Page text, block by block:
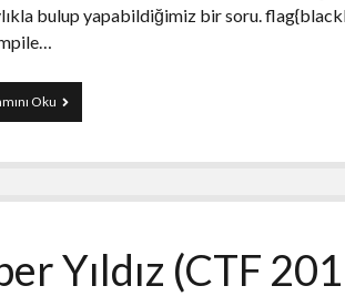
bulup yapabildiğimiz bir soru.
Oku SoderCTF
–
–
Soru
Yıldız (CTF